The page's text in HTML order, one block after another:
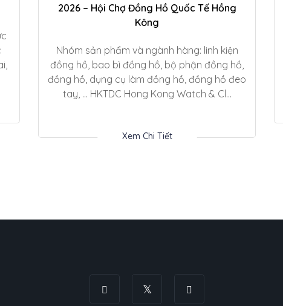
2026 – Hội Chợ Đồng Hồ Quốc Tế Hồng
Kông
Nhóm sản phẩm và ngành hàng: linh kiện
đồng hồ, bao bì đồng hồ, bộ phận đồng hồ,
đồng hồ, dụng cụ làm đồng hồ, đồng hồ đeo
tay, … HKTDC Hong Kong Watch & Cl...
Xem Chi Tiết